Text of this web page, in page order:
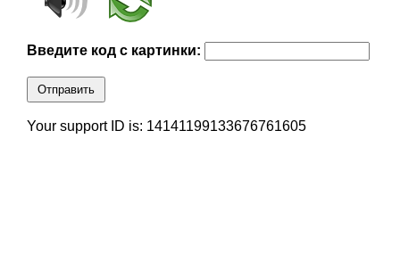
Введите код с картинки:
Отправить
Your support ID is: 14141199133676761605